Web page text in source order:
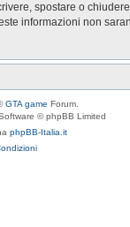
spostare o
informazioni non
GTA game Forum.
© phpBB Limited
phpBB-Italia.it